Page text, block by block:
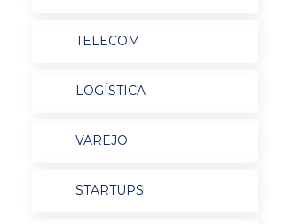
TELECOM
LOGÍSTICA
VAREJO
STARTUPS